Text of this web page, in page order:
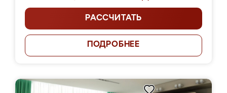
РАССЧИТАТЬ
ПОДРОБНЕЕ